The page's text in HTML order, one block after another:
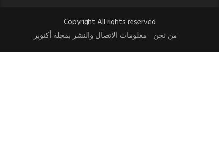
Copyright All rights reserved
من نحن
معلومات الاتصال والنشر بمجلة أكتوبر